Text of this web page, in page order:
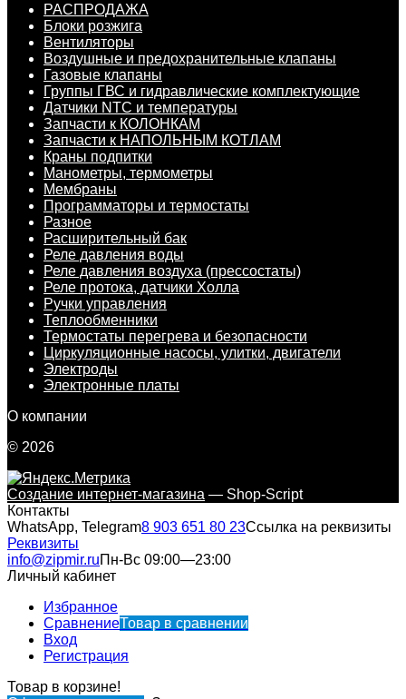
РАСПРОДАЖА
Блоки розжига
Вентиляторы
Воздушные и предохранительные клапаны
Газовые клапаны
Группы ГВС и гидравлические комплектующие
Датчики NTC и температуры
Запчасти к КОЛОНКАМ
Запчасти к НАПОЛЬНЫМ КОТЛАМ
Краны подпитки
Манометры, термометры
Мембраны
Программаторы и термостаты
Разное
Расширительный бак
Реле давления воды
Реле давления воздуха (прессостаты)
Реле протока, датчики Холла
Ручки управления
Теплообменники
Термостаты перегрева и безопасности
Циркуляционные насосы, улитки, двигатели
Электроды
Электронные платы
О компании
© 2026
Создание интернет-магазина — Shop-Script
Контакты
WhatsApp, Telegram8 903 651 80 23Ссылка на реквизиты
Реквизиты
info@zipmir.ruПн-Вс 09:00—23:00
Личный кабинет
Избранное
СравнениеТовар в сравнении
Вход
Регистрация
Товар в корзине!